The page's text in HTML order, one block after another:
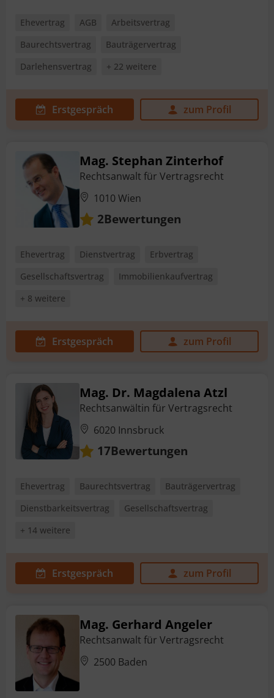
Ehevertrag AGB
Arbeitsvertrag
Baurechtsvertrag
Bauträgervertrag
Darlehensvertrag
+ 22 weitere
Erstgespräch zum Profil
Mag. Stephan Zinterhof
Rechtsanwalt für Vertragsrecht
1010 Wien
2Bewertungen
Ehevertrag Dienstvertrag
Erbvertrag
Gesellschaftsvertrag
Immobilienkaufvertrag
+ 8 weitere
Erstgespräch zum Profil
Mag. Dr. Magdalena Atzl
Rechtsanwältin für Vertragsrecht
6020 Innsbruck
17Bewertungen
Ehevertrag Baurechtsvertrag
Bauträgervertrag
Dienstbarkeitsvertrag
Gesellschaftsvertrag
+ 14 weitere
Erstgespräch zum Profil
Mag. Gerhard Angeler
Rechtsanwalt für Vertragsrecht
2500 Baden